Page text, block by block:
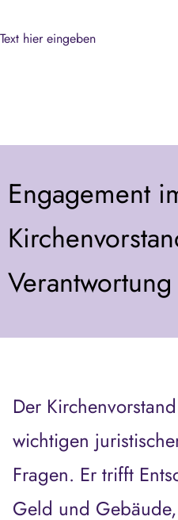
Text hier eingeben
Engagement
Der
wichtigen
Fragen. Er trifft
Geld und